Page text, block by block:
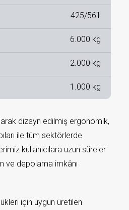
425/561
6.000 kg
2.000 kg
1.000 kg
dizayn edilmiş ergonomik,
ile tüm sektörlerde
kullanıcılara uzun süreler
ve depolama imkânı
için uygun üretilen